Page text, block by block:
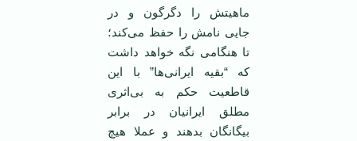
ماهیتش را دگرگون و در
جایی نامش را حفظ می‌کند؛
تا هنگامی نگه خواهد داشت
که “بقیه ایرانی‌ها” با این
قاطعیت حکم به بی‌اثری
مطلق ایرانیان در برابر
بیگانگان بدهند و عملا هیچ